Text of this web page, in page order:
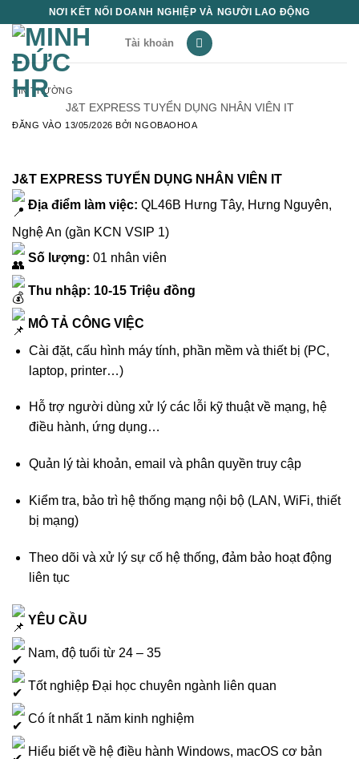
qua
dung
NƠI KẾT NỐI DOANH NGHIỆP VÀ NGƯỜI LAO ĐỘNG
Tài khoản
TIN THƯỜNG
J&T EXPRESS TUYỂN DỤNG NHÂN VIÊN IT
ĐĂNG VÀO 13/05/2026 BỞINGOBAOHOA
J&T EXPRESS TUYỂN DỤNG NHÂN VIÊN IT
Địa điểm làm việc: QL46B Hưng Tây, Hưng Nguyên,
Nghệ An (gần KCN VSIP 1)
Số lượng: 01 nhân viên
Thu nhập: 10-15 Triệu đồng
MÔ TẢ CÔNG VIỆC
Cài đặt, cấu hình máy tính, phần mềm và thiết bị (PC,
laptop, printer…)
Hỗ trợ người dùng xử lý các lỗi kỹ thuật về mạng, hệ
điều hành, ứng dụng…
Quản lý tài khoản, email và phân quyền truy cập
Kiểm tra, bảo trì hệ thống mạng nội bộ (LAN, WiFi, thiết
bị mạng)
Theo dõi và xử lý sự cố hệ thống, đảm bảo hoạt động
liên tục
YÊU CẦU
Nam, độ tuổi từ 24 – 35
Tốt nghiệp Đại học chuyên ngành liên quan
Có ít nhất 1 năm kinh nghiệm
Hiểu biết về hệ điều hành Windows, macOS cơ bản